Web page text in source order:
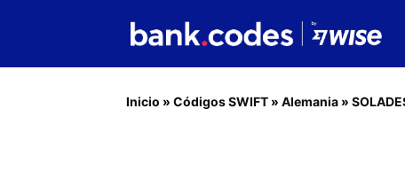
Inicio » Códigos SWIFT » Alemania »